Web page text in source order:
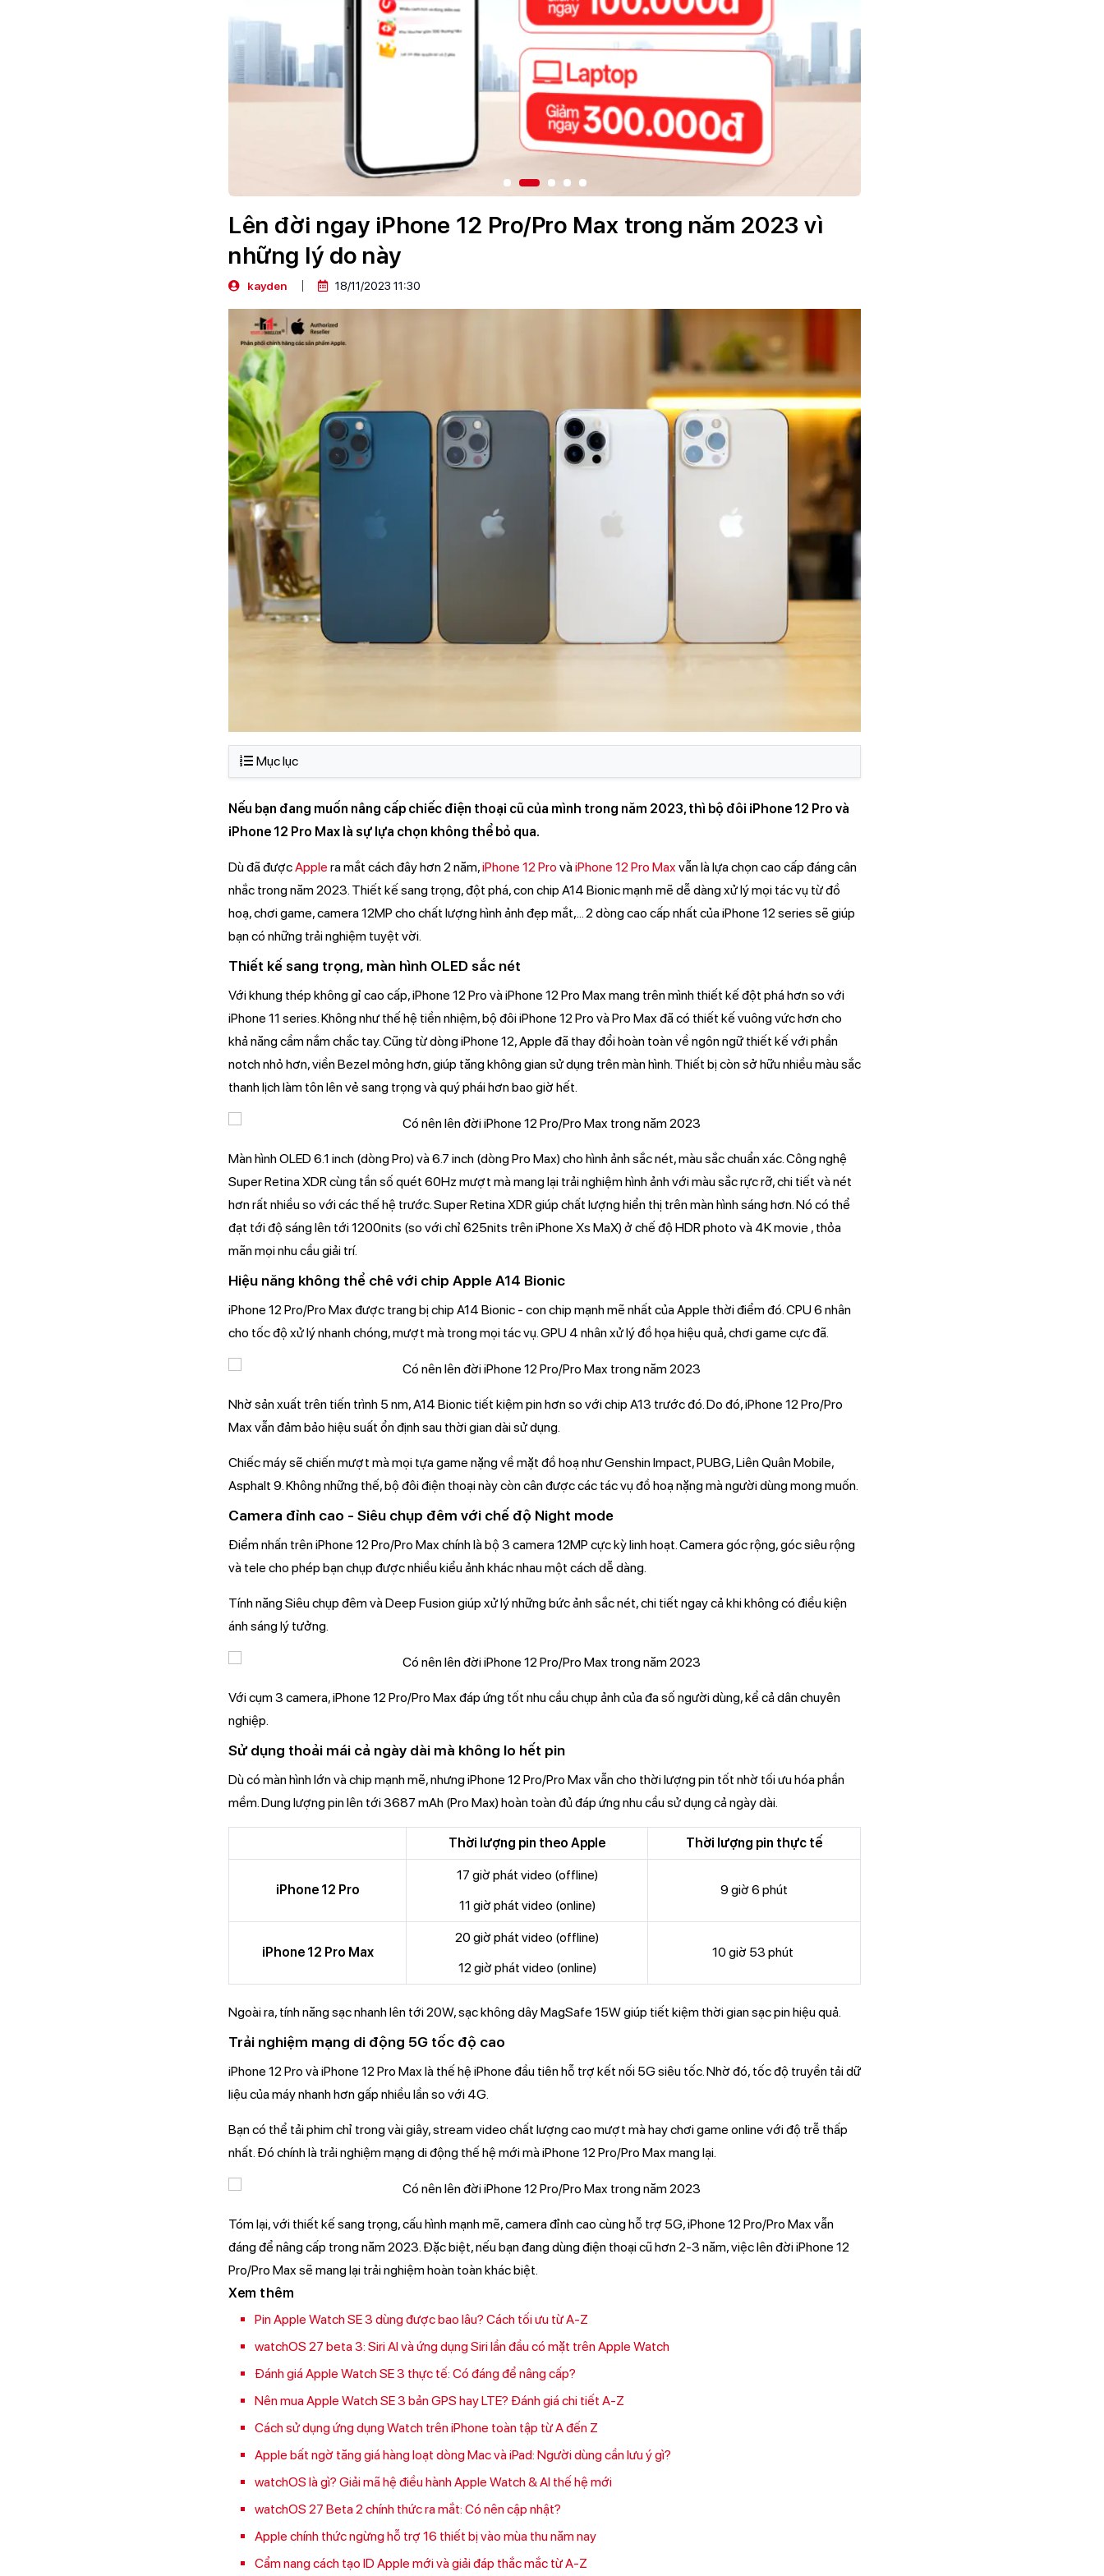
Lên đời ngay iPhone 12 Pro/Pro Max trong năm 2023 vì
những lý do này
kayden 18/11/2023 11:30
Mục lục
Nếu bạn đang muốn nâng cấp chiếc điện thoại cũ của mình trong năm 2023, thì bộ đôi iPhone 12 Pro và
iPhone 12 Pro Max là sự lựa chọn không thể bỏ qua.
Dù đã đượcApple ra mắt cách đây hơn 2 năm,iPhone 12 Pro vàiPhone 12 Pro Max vẫn là lựa chọn cao cấp đáng cân
nhắc trong năm 2023. Thiết kế sang trọng, đột phá, con chip A14 Bionic mạnh mẽ dễ dàng xử lý mọi tác vụ từ đồ
hoạ, chơi game, camera 12MP cho chất lượng hình ảnh đẹp mắt,... 2 dòng cao cấp nhất của iPhone 12 series sẽ giúp
bạn có những trải nghiệm tuyệt vời.
Thiết kế sang trọng, màn hình OLED sắc nét
Với khung thép không gỉ cao cấp, iPhone 12 Pro và iPhone 12 Pro Max mang trên mình thiết kế đột phá hơn so với
iPhone 11 series. Không như thế hệ tiền nhiệm, bộ đôi iPhone 12 Pro và Pro Max đã có thiết kế vuông vức hơn cho
khả năng cầm nắm chắc tay. Cũng từ dòng iPhone 12, Apple đã thay đổi hoàn toàn về ngôn ngữ thiết kế với phần
notch nhỏ hơn, viền Bezel mỏng hơn, giúp tăng không gian sử dụng trên màn hình. Thiết bị còn sở hữu nhiều màu sắc
thanh lịch làm tôn lên vẻ sang trọng và quý phái hơn bao giờ hết.
Màn hình OLED 6.1 inch (dòng Pro) và 6.7 inch (dòng Pro Max) cho hình ảnh sắc nét, màu sắc chuẩn xác. Công nghệ
Super Retina XDR cùng tần số quét 60Hz mượt mà mang lại trải nghiệm hình ảnh với màu sắc rực rỡ, chi tiết và nét
hơn rất nhiều so với các thế hệ trước. Super Retina XDR giúp chất lượng hiển thị trên màn hình sáng hơn. Nó có thể
đạt tới độ sáng lên tới 1200nits (so với chỉ 625nits trên iPhone Xs MaX) ở chế độ HDR photo và 4K movie , thỏa
mãn mọi nhu cầu giải trí.
Hiệu năng không thể chê với chip Apple A14 Bionic
iPhone 12 Pro/Pro Max được trang bị chip A14 Bionic - con chip mạnh mẽ nhất của Apple thời điểm đó. CPU 6 nhân
cho tốc độ xử lý nhanh chóng, mượt mà trong mọi tác vụ. GPU 4 nhân xử lý đồ họa hiệu quả, chơi game cực đã.
Nhờ sản xuất trên tiến trình 5 nm, A14 Bionic tiết kiệm pin hơn so với chip A13 trước đó. Do đó, iPhone 12 Pro/Pro
Max vẫn đảm bảo hiệu suất ổn định sau thời gian dài sử dụng.
Chiếc máy sẽ chiến mượt mà mọi tựa game nặng về mặt đồ hoạ như Genshin Impact, PUBG, Liên Quân Mobile,
Asphalt 9. Không những thế, bộ đôi điện thoại này còn cân được các tác vụ đồ hoạ nặng mà người dùng mong muốn.
Camera đỉnh cao - Siêu chụp đêm với chế độ Night mode
Điểm nhấn trên iPhone 12 Pro/Pro Max chính là bộ 3 camera 12MP cực kỳ linh hoạt. Camera góc rộng, góc siêu rộng
và tele cho phép bạn chụp được nhiều kiểu ảnh khác nhau một cách dễ dàng.
Tính năng Siêu chụp đêm và Deep Fusion giúp xử lý những bức ảnh sắc nét, chi tiết ngay cả khi không có điều kiện
ánh sáng lý tưởng.
Với cụm 3 camera, iPhone 12 Pro/Pro Max đáp ứng tốt nhu cầu chụp ảnh của đa số người dùng, kể cả dân chuyên
nghiệp.
Sử dụng thoải mái cả ngày dài mà không lo hết pin
Dù có màn hình lớn và chip mạnh mẽ, nhưng iPhone 12 Pro/Pro Max vẫn cho thời lượng pin tốt nhờ tối ưu hóa phần
mềm. Dung lượng pin lên tới 3687 mAh (Pro Max) hoàn toàn đủ đáp ứng nhu cầu sử dụng cả ngày dài.
Thời lượng pin theo Apple Thời lượng pin thực tế
iPhone 12 Pro
17 giờ phát video (offline)
11 giờ phát video (online)
9 giờ 6 phút
iPhone 12 Pro Max
20 giờ phát video (offline)
12 giờ phát video (online)
10 giờ 53 phút
Ngoài ra, tính năng sạc nhanh lên tới 20W, sạc không dây MagSafe 15W giúp tiết kiệm thời gian sạc pin hiệu quả.
Trải nghiệm mạng di động 5G tốc độ cao
iPhone 12 Pro và iPhone 12 Pro Max là thế hệ iPhone đầu tiên hỗ trợ kết nối 5G siêu tốc. Nhờ đó, tốc độ truyền tải dữ
liệu của máy nhanh hơn gấp nhiều lần so với 4G.
Bạn có thể tải phim chỉ trong vài giây, stream video chất lượng cao mượt mà hay chơi game online với độ trễ thấp
nhất. Đó chính là trải nghiệm mạng di động thế hệ mới mà iPhone 12 Pro/Pro Max mang lại.
Tóm lại, với thiết kế sang trọng, cấu hình mạnh mẽ, camera đỉnh cao cùng hỗ trợ 5G, iPhone 12 Pro/Pro Max vẫn
đáng để nâng cấp trong năm 2023. Đặc biệt, nếu bạn đang dùng điện thoại cũ hơn 2-3 năm, việc lên đời iPhone 12
Pro/Pro Max sẽ mang lại trải nghiệm hoàn toàn khác biệt.
Xem thêm
Pin Apple Watch SE 3 dùng được bao lâu? Cách tối ưu từ A-Z
watchOS 27 beta 3: Siri AI và ứng dụng Siri lần đầu có mặt trên Apple Watch
Đánh giá Apple Watch SE 3 thực tế: Có đáng để nâng cấp?
Nên mua Apple Watch SE 3 bản GPS hay LTE? Đánh giá chi tiết A-Z
Cách sử dụng ứng dụng Watch trên iPhone toàn tập từ A đến Z
Apple bất ngờ tăng giá hàng loạt dòng Mac và iPad: Người dùng cần lưu ý gì?
watchOS là gì? Giải mã hệ điều hành Apple Watch & AI thế hệ mới
watchOS 27 Beta 2 chính thức ra mắt: Có nên cập nhật?
Apple chính thức ngừng hỗ trợ 16 thiết bị vào mùa thu năm nay
Cẩm nang cách tạo ID Apple mới và giải đáp thắc mắc từ A-Z